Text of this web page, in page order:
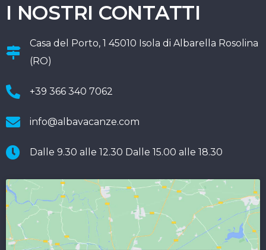
I NOSTRI CONTATTI
Casa del Porto, 1 45010 Isola di Albarella Rosolina
(RO)
+39 366 340 7062
info@albavacanze.com
Dalle 9.30 alle 12.30 Dalle 15.00 alle 18.30